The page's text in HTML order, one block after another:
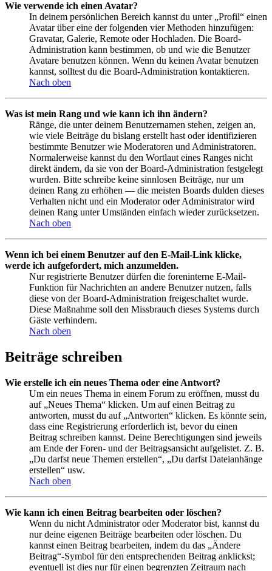
Wie verwende ich einen Avatar?
In deinem persönlichen Bereich kannst du unter „Profil“ einen
Avatar über eine der folgenden vier Methoden hinzufügen:
Gravatar, Galerie, Remote oder Hochladen. Die Board-
Administration kann bestimmen, ob und wie die Benutzer
Avatare benutzen können. Wenn du keinen Avatar benutzen
kannst, solltest du die Board-Administration kontaktieren.
Nach oben
Was ist mein Rang und wie kann ich ihn ändern?
Ränge, die unter deinem Benutzernamen stehen, zeigen an,
wie viele Beiträge du bislang erstellt hast oder identifizieren
bestimmte Benutzer wie Moderatoren und Administratoren.
Normalerweise kannst du den Wortlaut eines Ranges nicht
direkt ändern, da sie von der Board-Administration festgelegt
wurden. Bitte schreibe keine sinnlosen Beiträge, nur um
deinen Rang zu erhöhen — die meisten Boards dulden dieses
Verhalten nicht und ein Moderator oder Administrator wird
deinen Rang unter Umständen einfach wieder zurücksetzen.
Nach oben
Wenn ich bei einem Benutzer auf den E-Mail-Link klicke,
werde ich aufgefordert, mich anzumelden.
Nur registrierte Benutzer dürfen die foreninterne E-Mail-
Funktion für Nachrichten an andere Benutzer nutzen, falls
diese von der Board-Administration freigeschaltet wurde.
Diese Maßnahme soll den Missbrauch dieses Systems durch
Gäste verhindern.
Nach oben
Beiträge schreiben
Wie erstelle ich ein neues Thema oder eine Antwort?
Um ein neues Thema in einem Forum zu eröffnen, musst du
auf „Neues Thema“ klicken. Um auf einen Beitrag zu
antworten, musst du auf „Antworten“ klicken. Es könnte sein,
dass eine Registrierung erforderlich ist, bevor du einen
Beitrag schreiben kannst. Deine Berechtigungen sind jeweils
am Ende der Foren- und der Beitragsansicht aufgelistet. Z. B.
„Du darfst neue Themen erstellen“, „Du darfst Dateianhänge
erstellen“ usw.
Nach oben
Wie kann ich einen Beitrag bearbeiten oder löschen?
Wenn du nicht Administrator oder Moderator bist, kannst du
nur deine eigenen Beiträge bearbeiten oder löschen. Du
kannst einen Beitrag bearbeiten, indem du das „Ändere
Beitrag“-Symbol für den entsprechenden Beitrag anklickst;
eventuell ist dies nur für einen begrenzten Zeitraum nach